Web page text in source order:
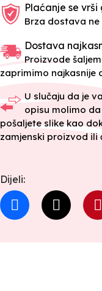
Plaćanje se
Brza dostava
Dostava
Proizvode
zaprimimo najkasnije
U slučaju da je
opisu molimo
pošaljete slike kao
zamjenski proizvod
Dijeli: